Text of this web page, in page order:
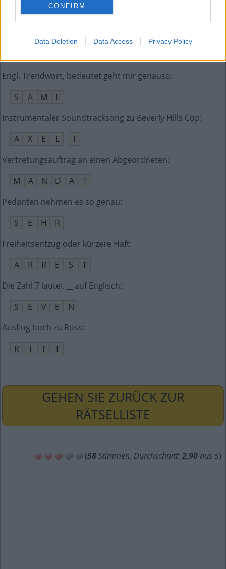
CONFIRM
Data Deletion Data Access Privacy Policy
E
T
Engl. Trendwort, bedeutet geht mir genauso:
S
A M
E
Instrumentaler Soundtracksong zu Beverly Hills Cop:
A
X E L
F
Vertretungsauftrag an einen Abgeordneten:
M
A N D A
T
Pedanten nehmen es so genau:
S
E H
R
Freiheitsentzug oder kürzere Haft:
A
R R E S
T
Die Zahl 7 lautet __ auf Englisch:
S
E V E
N
Ausflug hoch zu Ross:
R
I T T
GEHEN SIE ZURÜCK ZUR
RÄTSELLISTE
(58Stimmen, Durchschnitt: 2,90 aus 5)